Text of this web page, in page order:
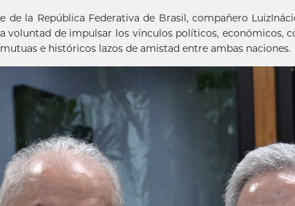
de la República Federativa de Brasil, compañero
voluntad de impulsar los vínculos políticos, económicos,
e históricos lazos de amistad entre ambas naciones.